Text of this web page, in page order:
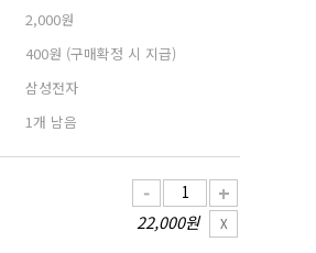
2,000원
400원 (구매확정 시 지급)
삼성전자
1개 남음
- +
22,000원 X